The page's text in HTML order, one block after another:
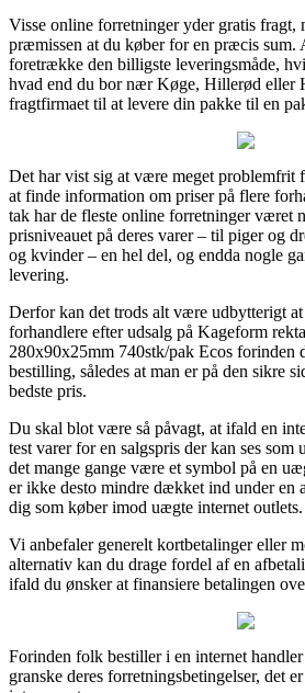
Visse online forretninger yder gratis fragt,
præmissen at du køber for en præcis sum.
foretrække den billigste leveringsmåde,
hvad end du bor nær Køge, Hillerød eller
fragtfirmaet til at levere din pakke til en
Det har vist sig at være meget problemfrit
at finde information om priser på flere
tak har de fleste online forretninger været
prisniveauet på deres varer – til piger og
og kvinder – en hel del, og endda nogle
levering.
Derfor kan det trods alt være udbytterigt at
forhandlere efter udsalg på Kageform
280x90x25mm 740stk/pak Ecos forinden
bestilling, således at man er på den sikre
bedste pris.
Du skal blot være så påvagt, at ifald en
test varer for en salgspris der kan ses som
det mange gange være et symbol på en
er ikke desto mindre dækket ind under en
dig som køber imod uægte internet outlets.
Vi anbefaler generelt kortbetalinger eller
alternativ kan du drage fordel af en
ifald du ønsker at finansiere betalingen
Forinden folk bestiller i en internet
granske deres forretningsbetingelser, det